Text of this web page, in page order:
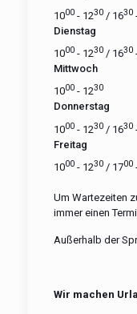
1000- 1230/ 1630
Dienstag
1000- 1230/ 1630
Mittwoch
1000- 1230
Donnerstag
1000- 1230/ 1630
Freitag
1000- 1230/ 1700
Um Wartezeiten
immer einen
Außerhalb der
Wir machen